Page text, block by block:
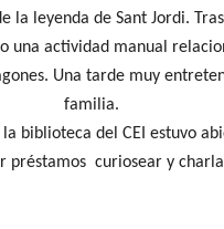
la leyenda de Sant Jordi.
una actividad manual
Una tarde muy
familia.
biblioteca del CEI estuvo
préstamos curiosear y